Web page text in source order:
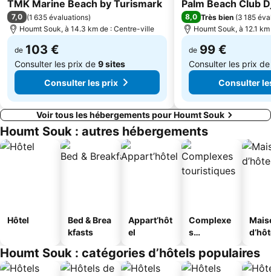
TMK Marine Beach by Turismark
7,0 (1 635 évaluations)
Houmt Souk, à 14.3 km de : Centre-ville
de 103 €
Consulter les prix de 9 sites
Consulter les prix
Palm Beach Club
8,0 Très bien (3 185
Houmt Souk, à 12.1
de 99 €
Consulter les prix
Consulter
Voir tous les hébergements pour Houmt Souk
Houmt Souk : autres hébergements
Hôtel
Bed & Brea
kfasts
Appart’hôt
el
Complexe
s
s
Houmt Souk : catégories d’hôtels populaires